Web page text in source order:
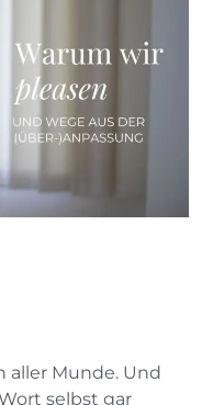
aller Munde. Und
selbst gar